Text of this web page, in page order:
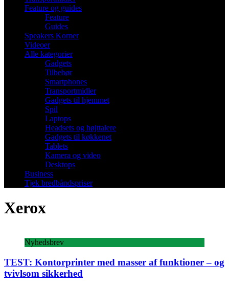
Feature og guides
Feature
Guides
Speakers Korner
Videoer
Alle kategorier
Gadgets
Tilbehør
Smartphones
Transportmidler
Gadgets til hjemmet
Spil
Laptops
Headsets og højttalere
Gadgets til køkkenet
Tablets
Kamera og video
Desktops
Business
Tjek bredbåndspriser
Xerox
Nyhedsbrev
TEST: Kontorprinter med masser af funktioner – og
tvivlsom sikkerhed